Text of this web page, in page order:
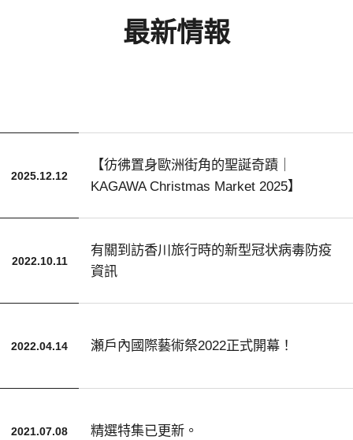
最新情報
2025.12.12
【彷彿置身歐洲街角的聖誕奇蹟｜
KAGAWA Christmas Market 2025】
2022.10.11
有關到訪香川旅行時的新型冠状病毒防疫
資訊
2022.04.14 瀬戶內國際藝術祭2022正式開幕！
2021.07.08 精選特集已更新。